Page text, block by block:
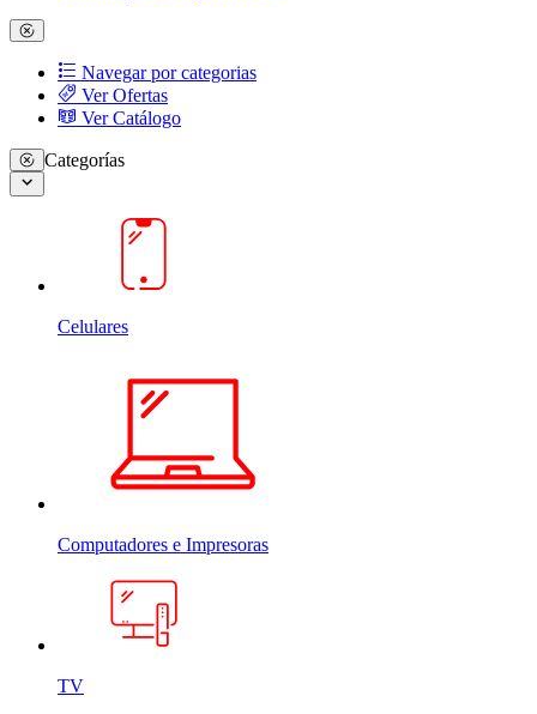
Navegar por categorias
Ver Ofertas
Ver Catálogo
Categorías
Celulares
Computadores e Impresoras
TV